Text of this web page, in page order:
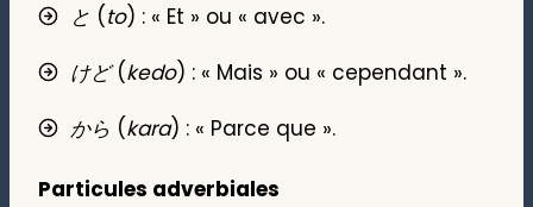
と (to) : « Et » ou « avec ».
けど(kedo) : « Mais » ou « cependant ».
から (kara) : « Parce que ».
Particules adverbiales